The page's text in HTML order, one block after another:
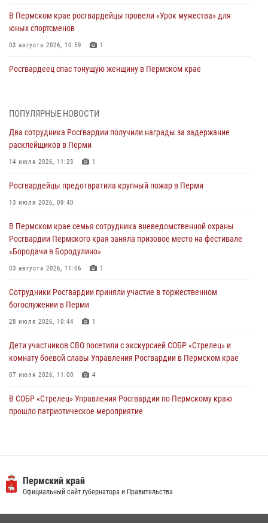
В Пермском крае росгвардейцы провели «Урок мужества» для
юных спортсменов
03 августа 2026, 10:59 1
Росгвардеец спас тонущую женщину в Пермском крае
Сотрудники Росгвардии приняли участие в торжественном
28 июля 2026, 10:44 1
Росгвардейцы оказали силовую поддержку при задержании
28 июля 2026, 06:15
ведомственной акции «Каникулы с Росгвардией»
24 июля 2026, 08:45
Юные защитники порядка: росгвардейцы провели день в клубе
24 июля 2026, 08:43
ПОПУЛЯРНЫЕ НОВОСТИ
Два сотрудника Росгвардии получили награды за задержание
расклейщиков в Перми
14 июля 2026, 11:23 1
Росгвардейцы предотвратила крупный пожар в Перми
13 июля 2026, 09:40
В Пермском крае семья сотрудника вневедомственной охраны
Росгвардии Пермского края заняла призовое место на фестивале
«Бородачи в Бородулино»
03 августа 2026, 11:06 1
Сотрудники Росгвардии приняли участие в торжественном
богослужении в Перми
28 июля 2026, 10:44 1
Дети участников СВО посетили с экскурсией СОБР «Стрелец» и
комнату боевой славы Управления Росгвардии в Пермском крае
07 июля 2026, 11:00 4
В СОБР «Стрелец» Управления Росгвардии по Пермскому краю
прошло патриотическое мероприятие
03 августа 2026, 11:14
Пермский край
Официальный сайт губернатора и Правительства